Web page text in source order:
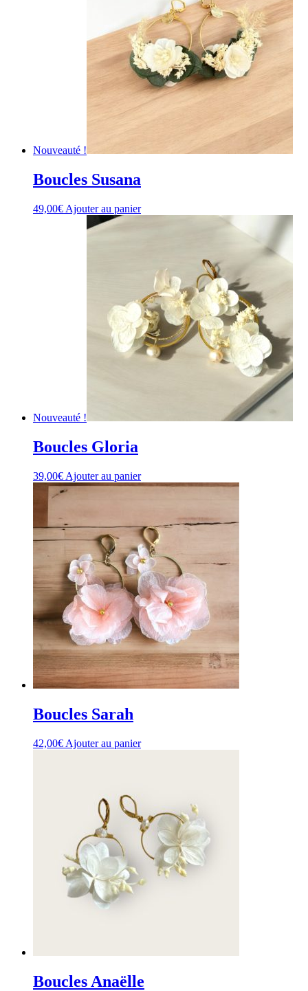
Nouveauté !
Boucles Susana
49,00€ Ajouter au panier
Nouveauté !
Boucles Gloria
39,00€ Ajouter au panier
Boucles Sarah
42,00€ Ajouter au panier
Boucles Anaëlle